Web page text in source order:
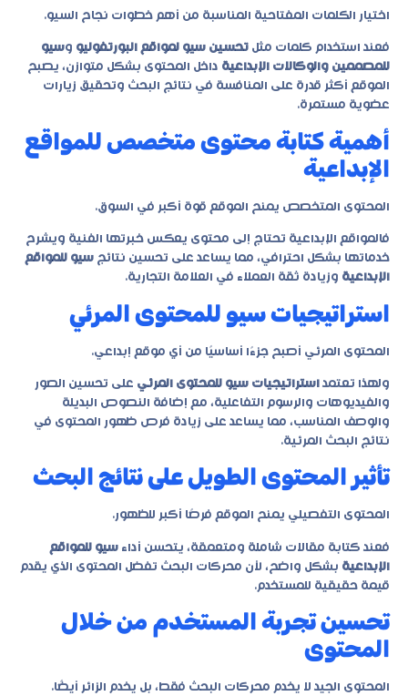
اختيار الكلمات المفتاحية المناسبة من أهم خطوات نجاح السيو.
فعند استخدام كلمات مثل تحسين سيو لمواقع البورتفوليو وسيو
للمصممين والوكالات الإبداعية داخل المحتوى بشكل متوازن، يصبح
الموقع أكثر قدرة على المنافسة في نتائج البحث وتحقيق زيارات
عضوية مستمرة.
أهمية كتابة محتوى متخصص للمواقع
الإبداعية
المحتوى المتخصص يمنح الموقع قوة أكبر في السوق.
فالمواقع الإبداعية تحتاج إلى محتوى يعكس خبرتها الفنية ويشرح
خدماتها بشكل احترافي، مما يساعد على تحسين نتائج سيو للمواقع
الإبداعية وزيادة ثقة العملاء في العلامة التجارية.
استراتيجيات سيو للمحتوى المرئي
المحتوى المرئي أصبح جزءًا أساسيًا من أي موقع إبداعي.
ولهذا تعتمد استراتيجيات سيو للمحتوى المرئي على تحسين الصور
والفيديوهات والرسوم التفاعلية، مع إضافة النصوص البديلة
والوصف المناسب، مما يساعد على زيادة فرص ظهور المحتوى في
نتائج البحث المرئية.
تأثير المحتوى الطويل على نتائج البحث
المحتوى التفصيلي يمنح الموقع فرصًا أكبر للظهور.
فعند كتابة مقالات شاملة ومتعمقة، يتحسن أداء سيو للمواقع
الإبداعية بشكل واضح، لأن محركات البحث تفضل المحتوى الذي يقدم
قيمة حقيقية للمستخدم.
تحسين تجربة المستخدم من خلال
المحتوى
المحتوى الجيد لا يخدم محركات البحث فقط، بل يخدم الزائر أيضًا.